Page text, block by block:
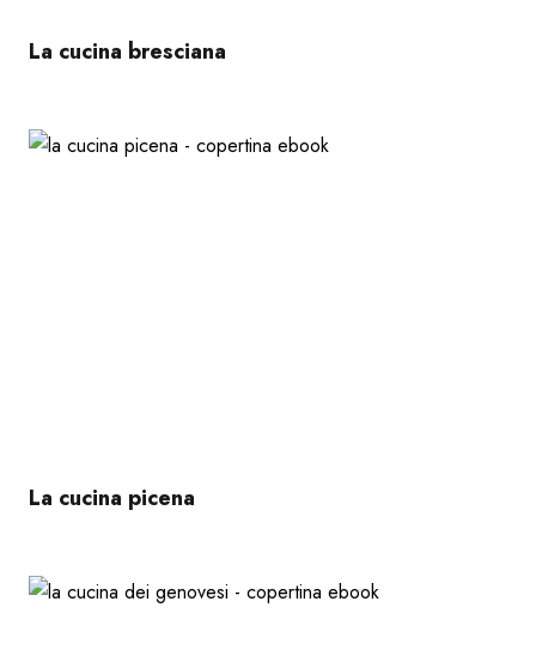
La cucina bresciana
La cucina picena